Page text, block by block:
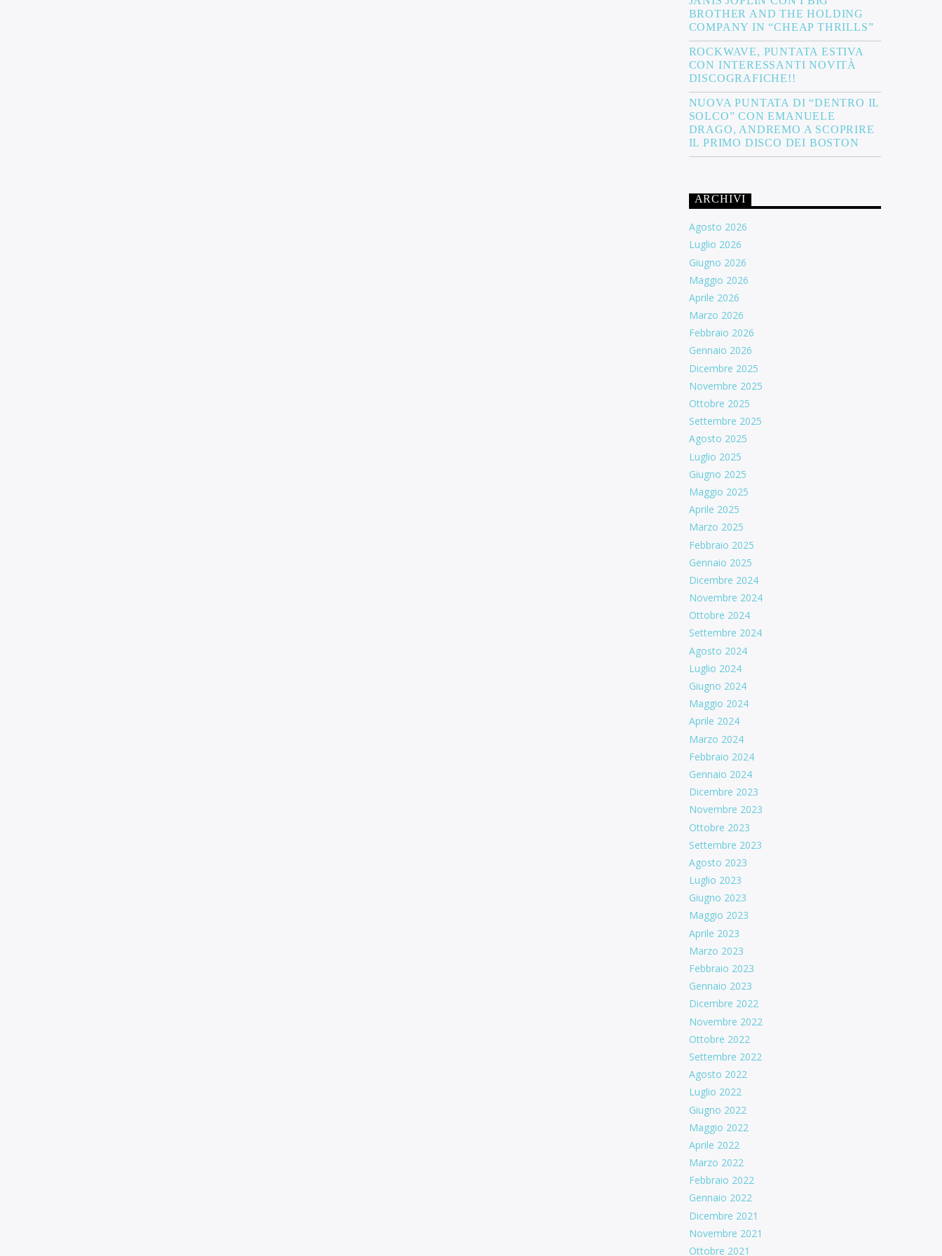
BROTHER AND THE HOLDING
COMPANY IN “CHEAP THRILLS”
ROCKWAVE, PUNTATA ESTIVA
CON INTERESSANTI NOVITÀ
DISCOGRAFICHE!!
NUOVA PUNTATA DI “DENTRO IL
SOLCO” CON EMANUELE
DRAGO, ANDREMO A SCOPRIRE
IL PRIMO DISCO DEI BOSTON
ARCHIVI
Agosto 2026
Luglio 2026
Giugno 2026
Maggio 2026
Aprile 2026
Marzo 2026
Febbraio 2026
Gennaio 2026
Dicembre 2025
Novembre 2025
Ottobre 2025
Settembre 2025
Agosto 2025
Luglio 2025
Giugno 2025
Maggio 2025
Aprile 2025
Marzo 2025
Febbraio 2025
Gennaio 2025
Dicembre 2024
Novembre 2024
Ottobre 2024
Settembre 2024
Agosto 2024
Luglio 2024
Giugno 2024
Maggio 2024
Aprile 2024
Marzo 2024
Febbraio 2024
Gennaio 2024
Dicembre 2023
Novembre 2023
Ottobre 2023
Settembre 2023
Agosto 2023
Luglio 2023
Giugno 2023
Maggio 2023
Aprile 2023
Marzo 2023
Febbraio 2023
Gennaio 2023
Dicembre 2022
Novembre 2022
Ottobre 2022
Settembre 2022
Agosto 2022
Luglio 2022
Giugno 2022
Maggio 2022
Aprile 2022
Marzo 2022
Febbraio 2022
Gennaio 2022
Dicembre 2021
Novembre 2021
Ottobre 2021